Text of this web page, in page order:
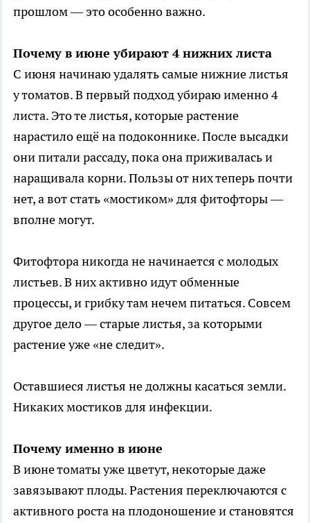
прошлом — это особенно важно.
Почему в июне убирают 4 нижних листа
С июня начинаю удалять самые нижние листья
у томатов. В первый подход убираю именно 4
листа. Это те листья, которые растение
нарастило ещё на подоконнике. После высадки
они питали рассаду, пока она приживалась и
наращивала корни. Пользы от них теперь почти
нет, а вот стать «мостиком» для фитофторы —
вполне могут.
Фитофтора никогда не начинается с молодых
листьев. В них активно идут обменные
процессы, и грибку там нечем питаться. Совсем
другое дело — старые листья, за которыми
растение уже «не следит».
Оставшиеся листья не должны касаться земли.
Никаких мостиков для инфекции.
Почему именно в июне
В июне томаты уже цветут, некоторые даже
завязывают плоды. Растения переключаются с
активного роста на плодоношение и становятся